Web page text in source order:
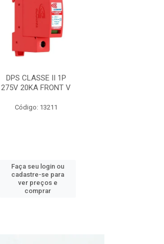
DPS CLASSE II 1P
275V 20KA FRONT V
Código: 13211
Faça seu login ou
cadastre-se para
ver preços e
comprar